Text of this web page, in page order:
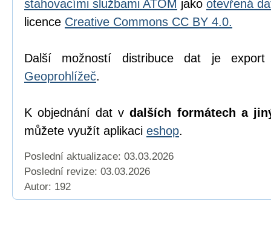
stahovacími službami ATOM jako otevřená
licence Creative Commons CC BY 4.0.
Další možností distribuce dat je
Geoprohlížeč.
K objednání dat vdalších formátech a
můžete využít aplikaci eshop.
Poslední aktualizace: 03.03.2026
Poslední revize: 03.03.2026
Autor: 192